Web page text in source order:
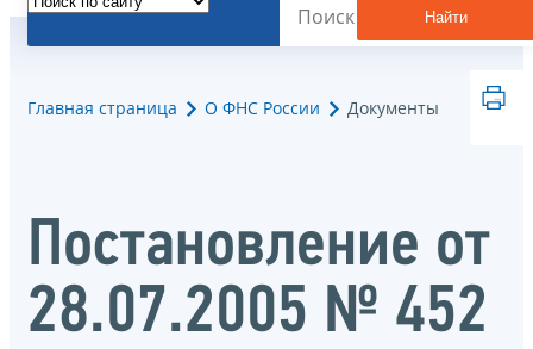
Найти
Главная страница О ФНС России Документы
Постановление от
28.07.2005 № 452